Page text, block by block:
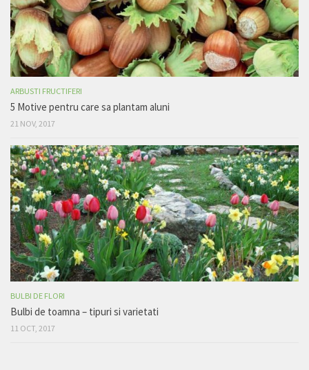
ARBUSTI FRUCTIFERI
5 Motive pentru care sa plantam aluni
21 NOV, 2017
BULBI DE FLORI
Bulbi de toamna – tipuri si varietati
11 OCT, 2017